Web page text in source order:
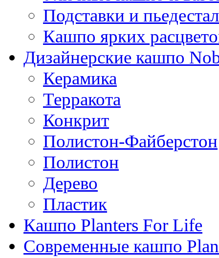
Подставки и
Кашпо ярких
Дизайнерские кашпо
Керамика
Терракота
Конкрит
Полистон-Файберстон
Полистон
Дерево
Пластик
Кашпо Planters For Life
Современные кашпо